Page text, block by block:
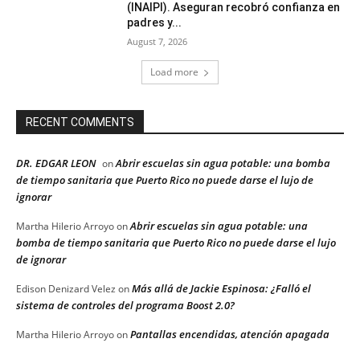
(INAIPI). Aseguran recobró confianza en
padres y...
August 7, 2026
Load more
RECENT COMMENTS
DR. EDGAR LEON onAbrir escuelas sin agua potable: una bomba
de tiempo sanitaria que Puerto Rico no puede darse el lujo de
ignorar
Martha Hilerio ArroyoonAbrir escuelas sin agua potable: una
bomba de tiempo sanitaria que Puerto Rico no puede darse el lujo
de ignorar
Edison Denizard Velez onMás allá de Jackie Espinosa: ¿Falló el
sistema de controles del programa Boost 2.0?
Martha Hilerio ArroyoonPantallas encendidas, atención apagada